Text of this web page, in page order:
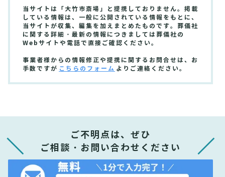
当サイトは「大竹市斎場」と提携しておりません。掲載
している情報は、一般に公開されている情報をもとに、
当サイトが収集、編集を加えまとめたものです。葬儀社
に関する詳細・最新の情報につきましては葬儀社の
Webサイトや電話で直接ご確認ください。
事業者様からの情報修正や提携に関するお問合せは、お
手数ですが こちらのフォーム よりご連絡ください。
ご不明点は、ぜひ
ご相談・お問い合わせください